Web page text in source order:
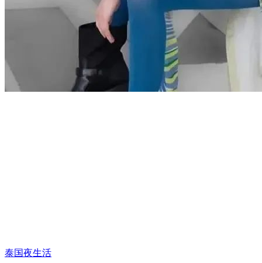
泰国夜生活